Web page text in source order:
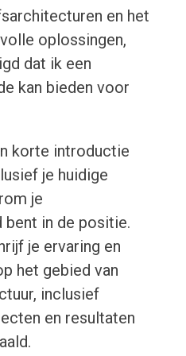
en het
oplossingen,
dat ik een
kan bieden voor
korte introductie
je huidige
je
bent in de positie.
je ervaring en
het gebied van
inclusief
en resultaten